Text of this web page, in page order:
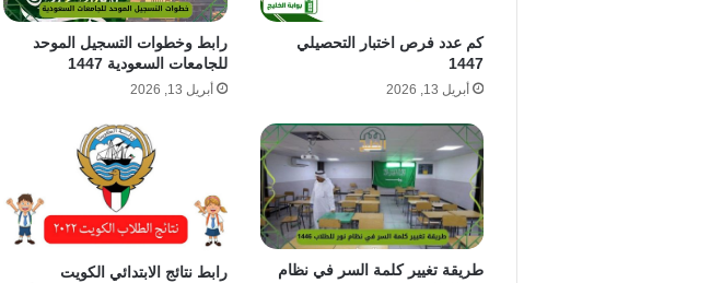
كم عدد فرص اختبار التحصيلي
1447
أبريل 13, 2026
رابط وخطوات التسجيل الموحد
للجامعات السعودية 1447
أبريل 13, 2026
طريقة تغيير كلمة السر في نظام
رابط نتائج الابتدائي الكويت